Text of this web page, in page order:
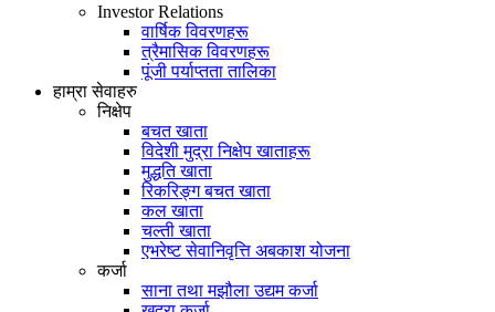
Investor Relations
वार्षिक विवरणहरू
त्रैमासिक विवरणहरू
पूंजी पर्याप्तता तालिका
हाम्रा सेवाहरु
निक्षेप
बचत खाता
विदेशी मुद्रा निक्षेप खाताहरू
मुद्धति खाता
रिकरिङ्ग बचत खाता
कल खाता
चल्ती खाता
एभरेष्ट सेवानिवृत्ति अबकाश योजना
कर्जा
साना तथा मझौला उद्यम कर्जा